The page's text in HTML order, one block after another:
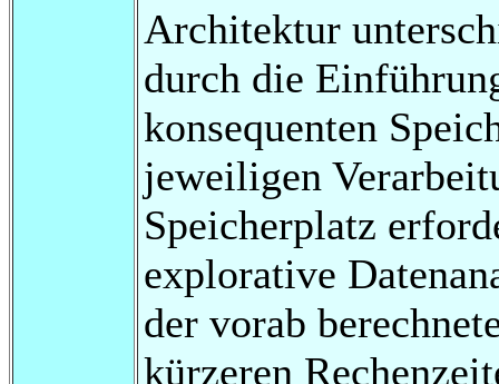
Architektur
durch die
konsequenten
jeweiligen
Speicherplatz
explorative
der vorab
kürzeren